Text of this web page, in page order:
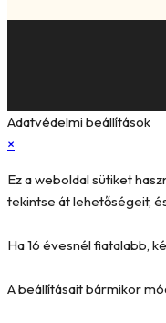
Adatvédelmi beállítások
×
Ez a weboldal sütiket
tekintse át lehetőségeit,
Ha 16 évesnél fiatalabb,
A beállításait bármikor